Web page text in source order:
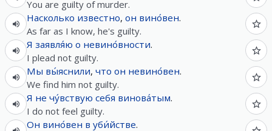
You are guilty of murder.
Насколько известно, он вино́вен.
As far as I know, he's guilty.
Я заявля́ю о невино́вности.
I plead not guilty.
Мы вы́яснили, что он невино́вен.
We find him not guilty.
Я не чу́вствую себя винова́тым.
I do not feel guilty.
Он вино́вен в уби́йстве.